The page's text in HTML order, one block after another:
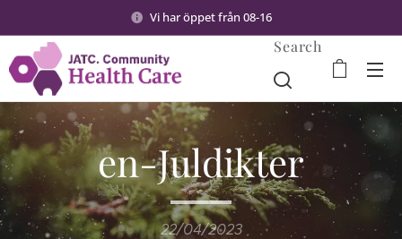
Vi har öppet från 08-16
Search
en-Juldikter
22/04/2023